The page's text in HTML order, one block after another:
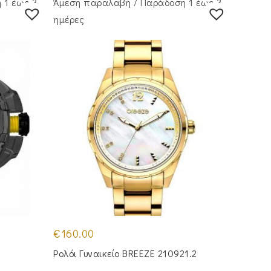
ημέρες
€160.00
Ρολόι Γυναικείο BREEZE 210921.2